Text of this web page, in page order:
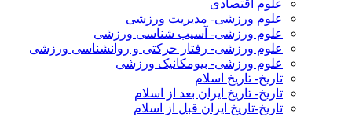
علوم اقتصادی
علوم ورزشی- مدیریت ورزشی
علوم ورزشی- آسیب شناسی ورزشی
علوم ورزشی- رفتار حرکتی و روانشناسی ورزشی
علوم ورزشی- بیومکانیک ورزشی
تاریخ- تاریخ اسلام
تاریخ- تاریخ ایران بعد از اسلام
تاریخ-تاریخ ایران قبل از اسلام